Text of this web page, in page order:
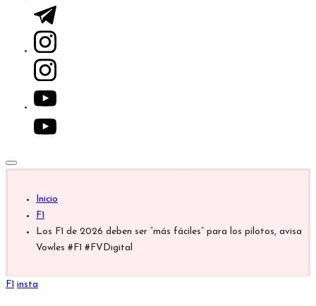
instagram.com
youtube.com
Inicio
F1
Los F1 de 2026 deben ser “más fáciles” para los pilotos, avisa
Vowles #F1 #FVDigital
Publicada
F1 insta